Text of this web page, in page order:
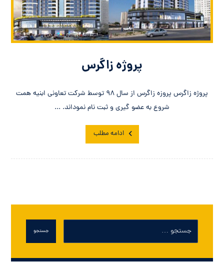
پروژه زاگرس
پروژه زاگرس پروزه زاگرس از سال ۹۸ توسط شرکت تعاونی ابنیه همت
شروع به عضو گیری و ثبت نام نموداند. ...
ادامه مطلب
جستجو